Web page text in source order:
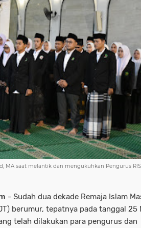
MA saat melantik dan mengukuhkan Pengurus
- Sudah dua dekade Remaja Islam
berumur, tepatnya pada tanggal 25
telah dilakukan para pengurus dan